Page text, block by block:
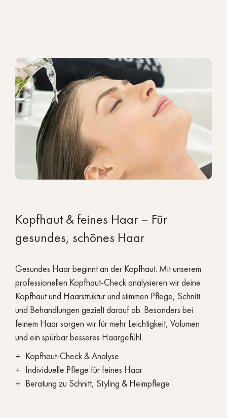
Kopfhaut & feines Haar – Für
gesundes, schönes Haar
Gesundes Haar beginnt an der Kopfhaut. Mit unserem
professionellen Kopfhaut-Check analysieren wir deine
Kopfhaut und Haarstruktur und stimmen Pflege, Schnitt
und Behandlungen gezielt darauf ab. Besonders bei
feinem Haar sorgen wir für mehr Leichtigkeit, Volumen
und ein spürbar besseres Haargefühl.
Kopfhaut-Check & Analyse
Individuelle Pflege für feines Haar
Beratung zu Schnitt, Styling & Heimpflege